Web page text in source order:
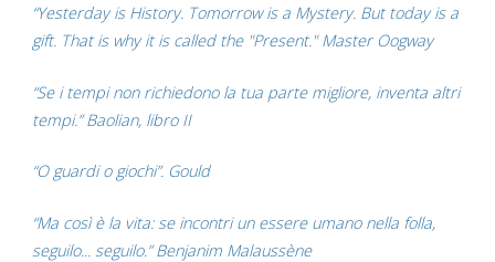
“Yesterday is History. Tomorrow is a Mystery. But today is a
gift. That is why it is called the "Present." Master Oogway
“Se i tempi non richiedono la tua parte migliore, inventa altri
tempi.” Baolian, libro II
“O guardi o giochi”. Gould
“Ma così è la vita: se incontri un essere umano nella folla,
seguilo... seguilo.” Benjanim Malaussène